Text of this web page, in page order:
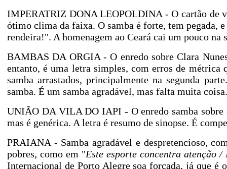
IMPERATRIZ DONA LEOPOLDINA - O cartão de
ótimo clima da faixa. O samba é forte, tem pegada,
rendeira!". A homenagem ao Ceará cai um pouco na
BAMBAS DA ORGIA - O enredo sobre Clara
entanto, é uma letra simples, com erros de métrica
samba arrastados, principalmente na segunda
samba. É um samba agradável, mas falta muita
UNIÃO DA VILA DO IAPI - O enredo samba
mas é genérica. A letra é resumo de sinopse. É
PRAIANA - Samba agradável e despretencioso,
pobres, como em "Este esporte concentra atenção
Internacional de Porto Alegre soa forçada, já que é